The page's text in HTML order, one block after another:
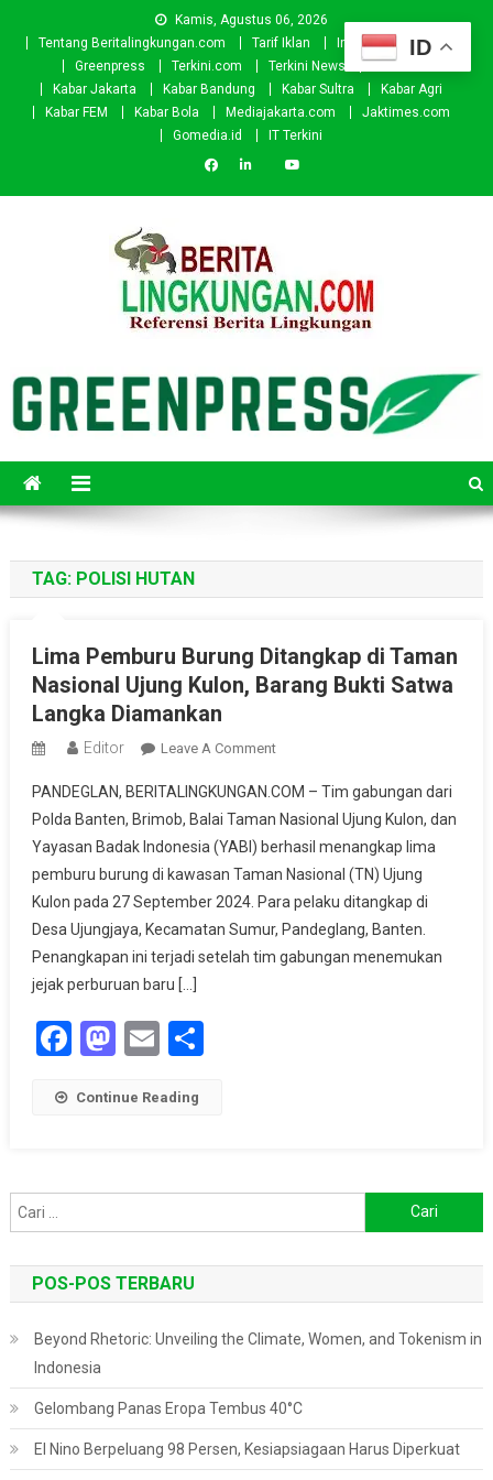
Kamis, Agustus 06, 2026
Tentang Beritalingkungan.com
Tarif Iklan Investor
Donasi
Greenpress
Terkini.com Terkini News
Kabar.id
Kabar Jakarta
Kabar Bandung Kabar Sultra
Kabar Agri
Kabar FEM
Kabar Bola Mediajakarta.com
Jaktimes.com
Gomedia.id
IT Terkini
TAG: POLISI HUTAN
Lima Pemburu Burung Ditangkap di Taman
Nasional Ujung Kulon, Barang Bukti Satwa
Langka Diamankan
Editor Leave A CommentOn
Pemburu
Burung
Ditangkap
Di
Taman
Nasional
Ujung
PANDEGLAN, BERITALINGKUNGAN.COM – Tim gabungan dari
Polda Banten, Brimob, Balai Taman Nasional Ujung Kulon, dan
Yayasan Badak Indonesia (YABI) berhasil menangkap lima
pemburu burung di kawasan Taman Nasional (TN) Ujung
Kulon pada 27 September 2024. Para pelaku ditangkap di
Desa Ujungjaya, Kecamatan Sumur, Pandeglang, Banten.
Penangkapan ini terjadi setelah tim gabungan menemukan
jejak perburuan baru […]
Facebook
Mastodon
EmailShare
Continue Reading
untuk:
POS-POS TERBARU
Beyond Rhetoric: Unveiling the Climate, Women, and Tokenism in
Indonesia
Gelombang Panas Eropa Tembus 40°C
El Nino Berpeluang 98 Persen, Kesiapsiagaan Harus Diperkuat
ID